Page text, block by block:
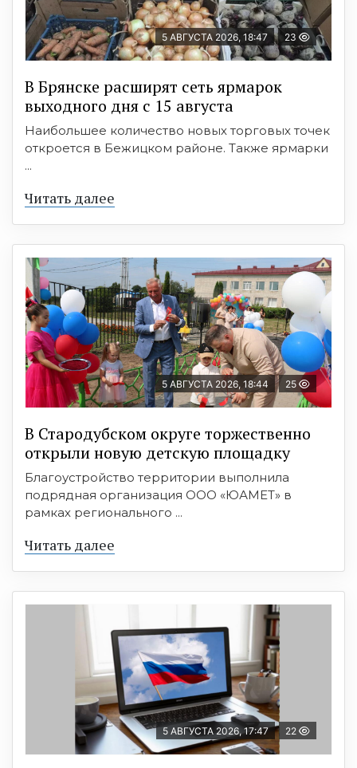
5 АВГУСТА 2026, 18:47 23
В Брянске расширят сеть ярмарок
выходного дня с 15 августа
Наибольшее количество новых торговых точек
откроется в Бежицком районе. Также ярмарки
...
Читать далее
5 АВГУСТА 2026, 18:44 25
В Стародубском округе торжественно
открыли новую детскую площадку
Благоустройство территории выполнила
подрядная организация ООО «ЮАМЕТ» в
рамках регионального ...
Читать далее
5 АВГУСТА 2026, 17:47 22